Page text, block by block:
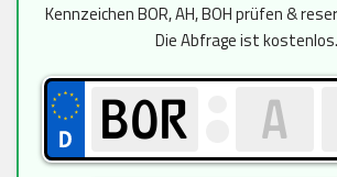
springen
Kennzeichen BOR, AH, BOH prüfen &
Die Abfrage ist kostenlos.